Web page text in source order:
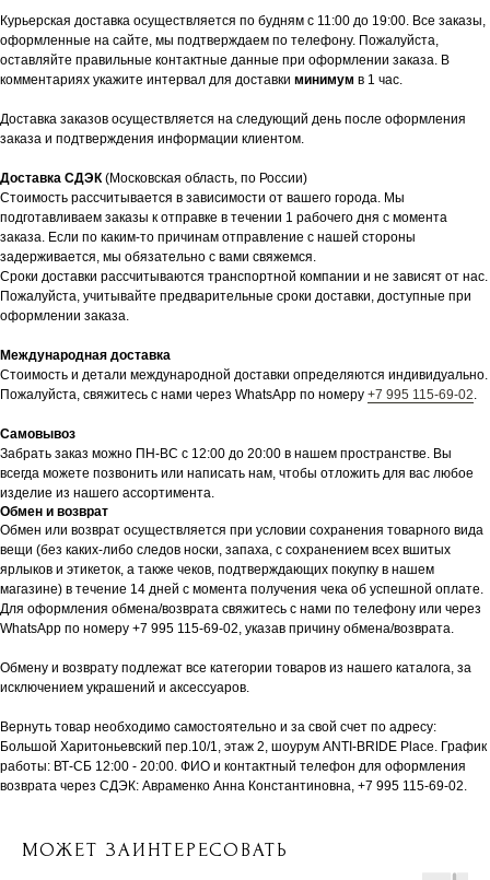
Курьерская доставка осуществляется по будням с 11:00 до 19:00. Все заказы,
оформленные на сайте, мы подтверждаем по телефону. Пожалуйста,
оставляйте правильные контактные данные при оформлении заказа. В
комментариях укажите интервал для доставки минимум в 1 час.
Доставка заказов осуществляется на следующий день после оформления
заказа и подтверждения информации клиентом.
Доставка СДЭК(Московская область, по России)
Стоимость рассчитывается в зависимости от вашего города. Мы
подготавливаем заказы к отправке в течении 1 рабочего дня с момента
заказа. Если по каким-то причинам отправление с нашей стороны
задерживается, мы обязательно с вами свяжемся.
Сроки доставки рассчитываются транспортной компании и не зависят от нас.
Пожалуйста, учитывайте предварительные сроки доставки, доступные при
оформлении заказа.
Международная доставка
Стоимость и детали международной доставки определяются индивидуально.
Пожалуйста, свяжитесь с нами через WhatsApp по номеру +7 995 115-69-02.
Самовывоз
Забрать заказ можно ПН-ВС с 12:00 до 20:00 в нашем пространстве. Вы
всегда можете позвонить или написать нам, чтобы отложить для вас любое
изделие из нашего ассортимента.
Обмен и возврат
Обмен или возврат осуществляется при условии сохранения товарного вида
вещи (без каких-либо следов носки, запаха, с сохранением всех вшитых
ярлыков и этикеток, а также чеков, подтверждающих покупку в нашем
магазине) в течение 14 дней с момента получения чека об успешной оплате.
Для оформления обмена/возврата свяжитесь с нами по телефону или через
WhatsApp по номеру +7 995 115-69-02, указав причину обмена/возврата.
Обмену и возврату подлежат все категории товаров из нашего каталога, за
исключением украшений и аксессуаров.
Вернуть товар необходимо самостоятельно и за свой счет по адресу:
Большой Харитоньевский пер.10/1, этаж 2, шоурум ANTI-BRIDE Place. График
работы: ВТ-СБ 12:00 - 20:00. ФИО и контактный телефон для оформления
возврата через СДЭК: Авраменко Анна Константиновна, +7 995 115-69-02.
МОЖЕТ ЗАИНТЕРЕСОВАТЬ